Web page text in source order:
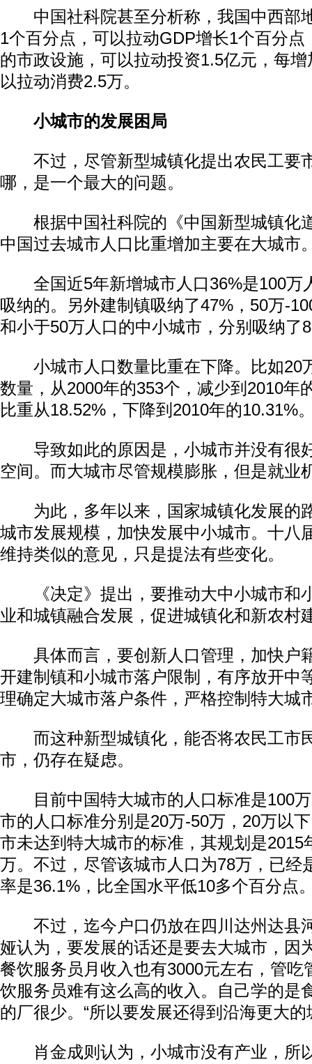
中国社科院甚至分析称，我国中西部
1个百分点，可以拉动GDP增长1个百分点
的市政设施，可以拉动投资1.5亿元，每
以拉动消费2.5万。
小城市的发展困局
不过，尽管新型城镇化提出农民工要
哪，是一个最大的问题。
根据中国社科院的《中国新型城镇化
中国过去城市人口比重增加主要在大城市
全国近5年新增城市人口36%是100万
吸纳的。另外建制镇吸纳了47%，50万-
和小于50万人口的中小城市，分别吸纳了
小城市人口数量比重在下降。比如20
数量，从2000年的353个，减少到2010年
比重从18.52%，下降到2010年的10.31%
导致如此的原因是，小城市并没有很
空间。而大城市尽管规模膨胀，但是就业
为此，多年以来，国家城镇化发展的
城市发展规模，加快发展中小城市。十八
维持类似的意见，只是提法有些变化。
《决定》提出，要推动大中小城市和
业和城镇融合发展，促进城镇化和新农村
具体而言，要创新人口管理，加快户
开建制镇和小城市落户限制，有序放开中
理确定大城市落户条件，严格控制特大城
而这种新型城镇化，能否将农民工市
市，仍存在疑虑。
目前中国特大城市的人口标准是100万
市的人口标准分别是20万-50万，20万以
市未达到特大城市的标准，其规划是2015
万。不过，尽管该城市人口为78万，已经
率是36.1%，比全国水平低10多个百分点
不过，迄今户口仍放在四川达州达县
娅认为，要发展的话还是要去大城市，因
餐饮服务员月收入也有3000元左右，管吃
饮服务员难有这么高的收入。自己学的是
的厂很少。“所以要发展还得到沿海更大的
肖金成则认为，小城市没有产业，所